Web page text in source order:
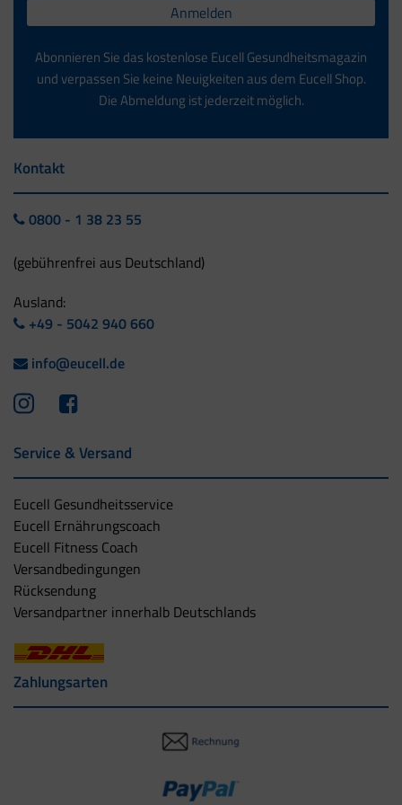
Anmelden
Abonnieren Sie das kostenlose Eucell Gesundheitsmagazin
und verpassen Sie keine Neuigkeiten aus dem Eucell Shop.
Die Abmeldung ist jederzeit möglich.
Kontakt
0800 - 1 38 23 55
(gebührenfrei aus Deutschland)
Ausland:
+49 - 5042 940 660
info@eucell.de
Service & Versand
Eucell Gesundheitsservice
Eucell Ernährungscoach
Eucell Fitness Coach
Versandbedingungen
Rücksendung
Versandpartner innerhalb Deutschlands
Zahlungsarten